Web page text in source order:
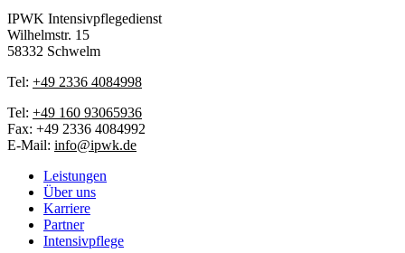
IPWK Intensivpflegedienst
Wilhelmstr. 15
58332 Schwelm
Tel: +49 2336 4084998
Tel: +49 160 93065936
Fax: +49 2336 4084992
E-Mail: info@ipwk.de
Leistungen
Über uns
Karriere
Partner
Intensivpflege